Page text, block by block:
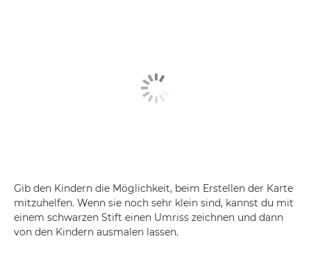
Gib den Kindern die Möglichkeit, beim Erstellen der Karte
mitzuhelfen. Wenn sie noch sehr klein sind, kannst du mit
einem schwarzen Stift einen Umriss zeichnen und dann
von den Kindern ausmalen lassen.